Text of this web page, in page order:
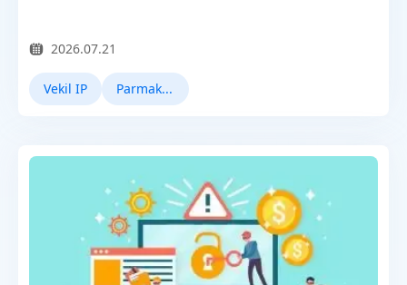
2026.07.21
Vekil IP Parmak İzi Tarayıcı